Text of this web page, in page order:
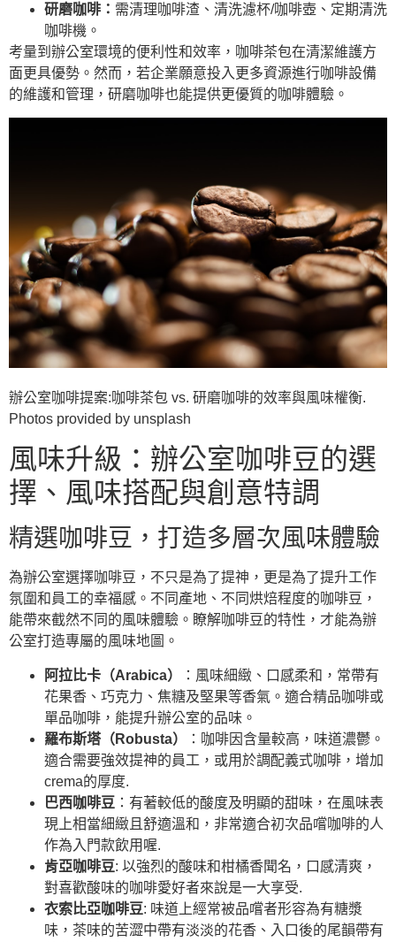
研磨咖啡： 需清理咖啡渣、清洗濾杯/咖啡壺、定期清洗
咖啡機。
考量到辦公室環境的便利性和效率，咖啡茶包在清潔維護方
面更具優勢。然而，若企業願意投入更多資源進行咖啡設備
的維護和管理，研磨咖啡也能提供更優質的咖啡體驗。
辦公室咖啡提案:咖啡茶包 vs. 研磨咖啡的效率與風味權衡.
Photos provided by unsplash
風味升級：辦公室咖啡豆的選
擇、風味搭配與創意特調
精選咖啡豆，打造多層次風味體驗
為辦公室選擇咖啡豆，不只是為了提神，更是為了提升工作
氛圍和員工的幸福感。不同產地、不同烘焙程度的咖啡豆，
能帶來截然不同的風味體驗。瞭解咖啡豆的特性，才能為辦
公室打造專屬的風味地圖。
阿拉比卡（Arabica）
：風味細緻、口感柔和，常帶有
花果香、巧克力、焦糖及堅果等香氣。適合精品咖啡或
單品咖啡，能提升辦公室的品味。
羅布斯塔（Robusta）
：咖啡因含量較高，味道濃鬱。
適合需要強效提神的員工，或用於調配義式咖啡，增加
crema的厚度.
巴西咖啡豆 ：有著較低的酸度及明顯的甜味，在風味表
現上相當細緻且舒適溫和，非常適合初次品嚐咖啡的人
作為入門款飲用喔.
肯亞咖啡豆: 以強烈的酸味和柑橘香聞名，口感清爽，
對喜歡酸味的咖啡愛好者來說是一大享受.
衣索比亞咖啡豆: 味道上經常被品嚐者形容為有糖漿
味，茶味的苦澀中帶有淡淡的花香、入口後的尾韻帶有